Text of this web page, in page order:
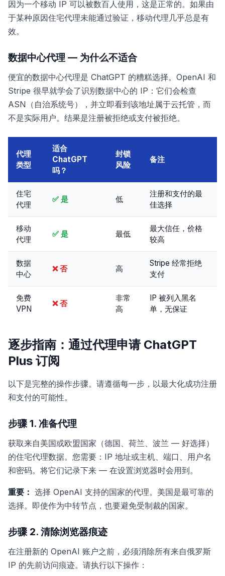
因为一个移动 IP 可以被数百人使用，这是正常的。如果由
于某种原因住宅代理未能通过验证，移动代理几乎总是有
效。
数据中心代理 — 为什么不适合
便宜的数据中心代理是 ChatGPT 的糟糕选择。OpenAI 和
Stripe 很早就学会了识别数据中心的 IP：它们会检查
ASN（自治系统号），并立即看到该地址属于云托管，而
不是实际用户。结果是注册被拒绝或支付被拒绝。
代理
类型
适合
ChatGPT
吗？
封锁
风险
备注
住宅
代理
✅ 是 低
注册和支付的最
佳选择
移动
代理
✅ 是 最低
最大信任，价格
较高
数据
中心
❌ 否 高
Stripe 经常拒绝
支付
免费
VPN
❌ 否
非常
高
IP 被列入黑名
单，无保证
逐步指南：通过代理申请 ChatGPT
Plus 订阅
以下是完整的操作步骤。请遵循每一步，以最大化成功注册
和支付的可能性。
步骤 1. 准备代理
获取来自美国或欧盟国家（德国、荷兰、波兰 — 好选择）
的住宅代理数据。您需要：IP 地址或主机、端口、用户名
和密码。将它们记录下来 — 在设置浏览器时会用到。
重要： 选择 OpenAI 支持的国家的代理。美国是最可靠的
选择。即使作为中转节点，也要避免受制裁的国家。
步骤 2. 清除浏览器痕迹
在注册新的 OpenAI 账户之前，必须消除所有来自俄罗斯
IP 的先前访问痕迹。请执行以下操作：